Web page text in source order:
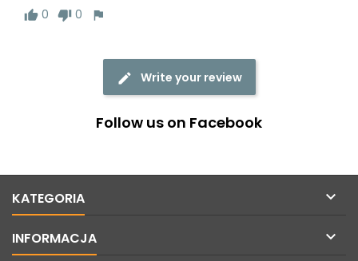
0
0
Write your review
Follow us on Facebook
KATEGORIA 
INFORMACJA 